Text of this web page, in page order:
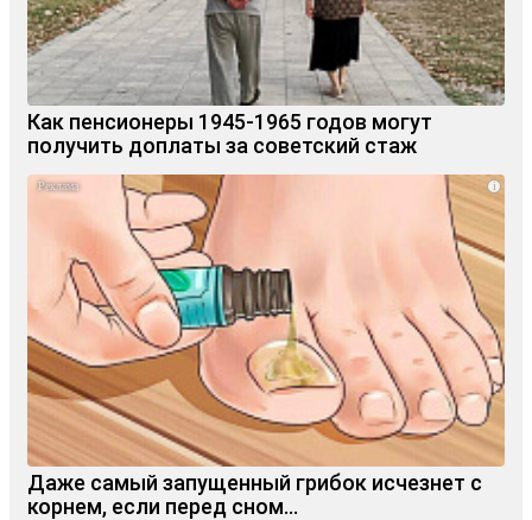
Как пенсионеры 1945-1965 годов могут
получить доплаты за советский стаж
i
Даже самый запущенный грибок исчезнет с
корнем, если перед сном…